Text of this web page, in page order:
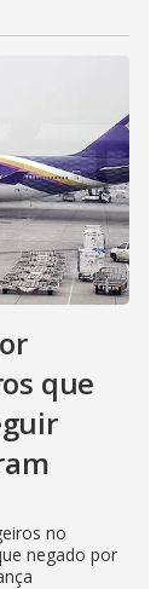
que
no
negado por